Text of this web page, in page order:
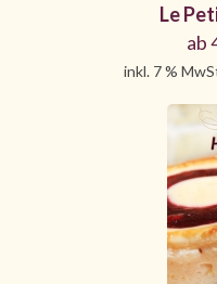
Le
ab
inkl. 7 %